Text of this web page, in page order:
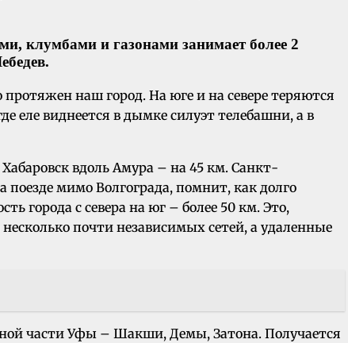
клумбами и газонами занимает более 2
наш город. На юге и на севере теряются
виднеется в дымке силуэт телебашни, а в
вдоль Амура – на 45 км. Санкт-
поезде мимо Волгограда, помнит, как долго
города с севера на юг – более 50 км. Это,
почти независимых сетей, а удаленные
части Уфы – Шакши, Демы, Затона. Получается